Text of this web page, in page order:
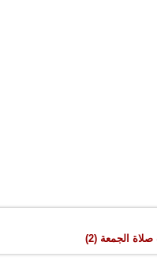
الجمعة (2)